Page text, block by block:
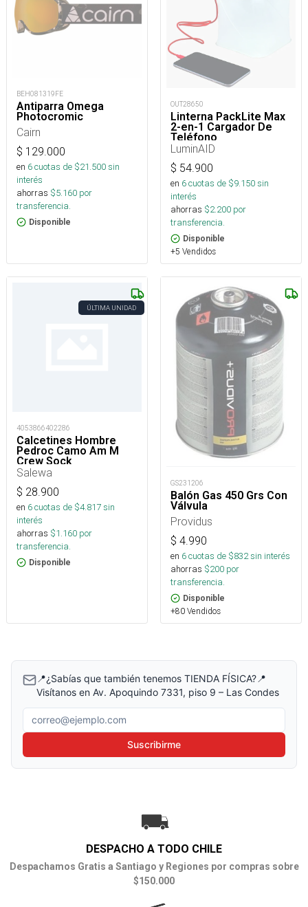
BEH081319FE
Antiparra Omega
Photocromic
Cairn
$ 129.000
en 6cuotas de $21.500sin
interés
ahorras $5.160 por
transferencia.
Disponible
OUT28650
Linterna PackLite Max
2-en-1 Cargador De
Teléfono
LuminAID
$ 54.900
en 6cuotas de $9.150sin
interés
ahorras $2.200 por
transferencia.
Disponible
+5 Vendidos
ÚLTIMA UNIDAD
4053866402286
Calcetines Hombre
Pedroc Camo Am M
Crew Sock
Salewa
$ 28.900
en 6cuotas de $4.817sin
interés
ahorras $1.160 por
transferencia.
Disponible
GS231206
Balón Gas 450 Grs Con
Válvula
Providus
$ 4.990
en 6cuotas de $832sin interés
ahorras $200 por
transferencia.
Disponible
+80 Vendidos
📍¿Sabías que también tenemos TIENDA FÍSICA?📍
Visítanos en Av. Apoquindo 7331, piso 9 – Las Condes
Correo electrónico
Suscribirme
DESPACHO A TODO CHILE
Despachamos Gratis a Santiago y Regiones por compras sobre
$150.000